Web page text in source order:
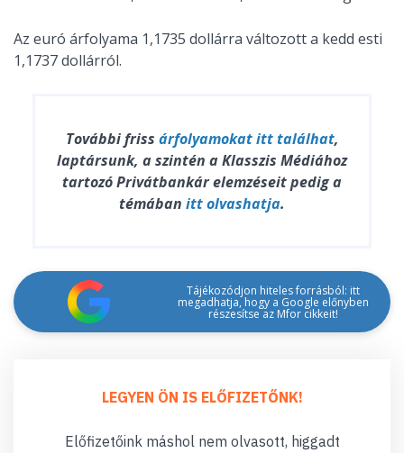
Az euró árfolyama 1,1735 dollárra változott a kedd esti
1,1737 dollárról.
További friss árfolyamokat itt találhat,
laptársunk, a szintén a Klasszis Médiához
tartozó Privátbankár elemzéseit pedig a
témában itt olvashatja.
Tájékozódjon hiteles forrásból: itt
megadhatja, hogy a Google előnyben
részesítse az Mfor cikkeit!
LEGYEN ÖN IS ELŐFIZETŐNK!
Előfizetőink máshol nem olvasott, higgadt